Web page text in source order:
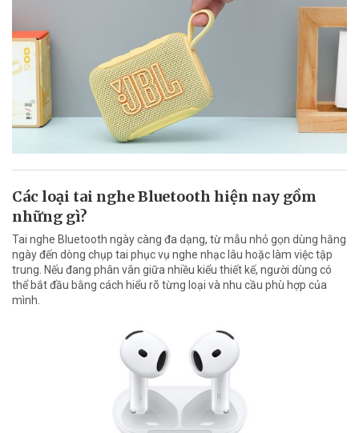
Các loại tai nghe Bluetooth hiện nay gồm
những gì?
Tai nghe Bluetooth ngày càng đa dạng, từ mẫu nhỏ gọn dùng hằng
ngày đến dòng chụp tai phục vụ nghe nhạc lâu hoặc làm việc tập
trung. Nếu đang phân vân giữa nhiều kiểu thiết kế, người dùng có
thể bắt đầu bằng cách hiểu rõ từng loại và nhu cầu phù hợp của
mình.